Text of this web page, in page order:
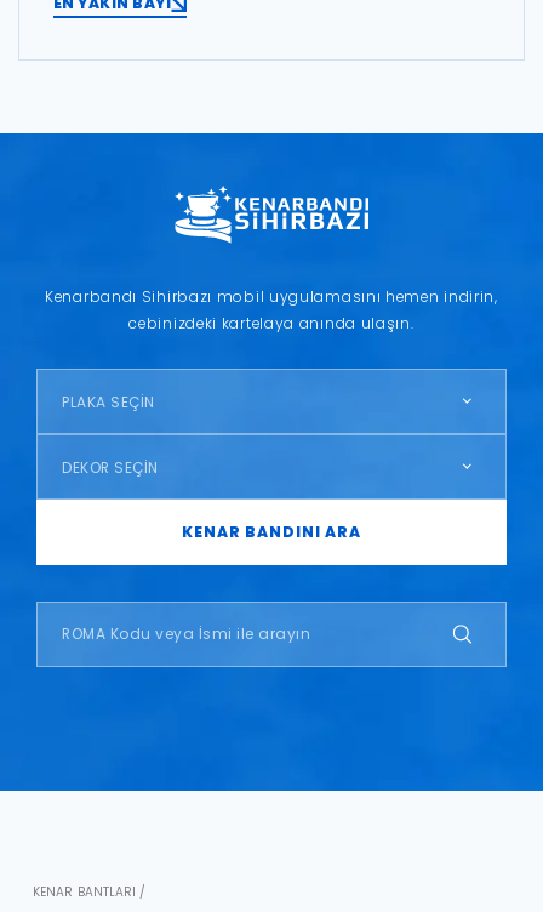
Kenarbandı Sihirbazı mobil uygulamasını hemen indirin,
cebinizdeki kartelaya anında ulaşın.
PLAKA SEÇİN
DEKOR SEÇİN
KENAR BANDINI ARA
KENAR BANTLARI /